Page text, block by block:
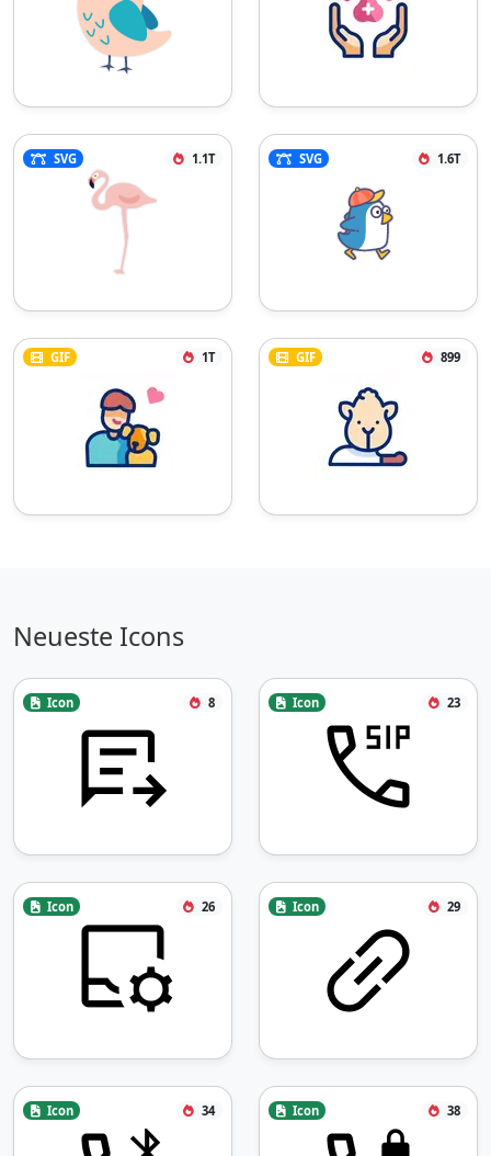
SVG 1.1T SVG 1.6T
GIF 1T GIF 899
Neueste Icons
Icon 8 Icon 23
Icon 26 Icon 29
Icon 34 Icon 38